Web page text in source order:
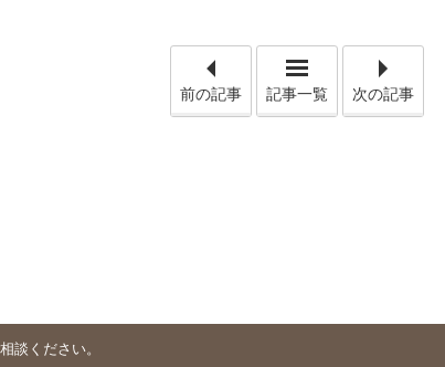
前の記事 記事一覧 次の記事
談ください。